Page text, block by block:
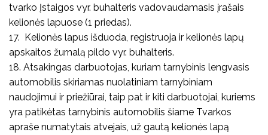
tvarko Įstaigos vyr. buhalteris vadovaudamasis įrašais
kelionės lapuose (1 priedas).
17. Kelionės lapus išduoda, registruoja ir kelionės lapų
apskaitos žurnalą pildo vyr. buhalteris.
18. Atsakingas darbuotojas, kuriam tarnybinis lengvasis
automobilis skiriamas nuolatiniam tarnybiniam
naudojimui ir priežiūrai, taip pat ir kiti darbuotojai, kuriems
yra patikėtas tarnybinis automobilis šiame Tvarkos
apraše numatytais atvejais, už gautą kelionės lapą